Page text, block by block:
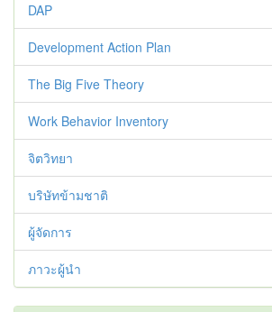
DAP
Development Action Plan
The Big Five Theory
Work Behavior Inventory
จิตวิทยา
บริษัทข้ามชาติ
ผู้จัดการ
ภาวะผู้นำ